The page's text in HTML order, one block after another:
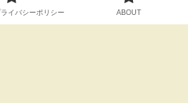
イバシーポリシー ABOUT